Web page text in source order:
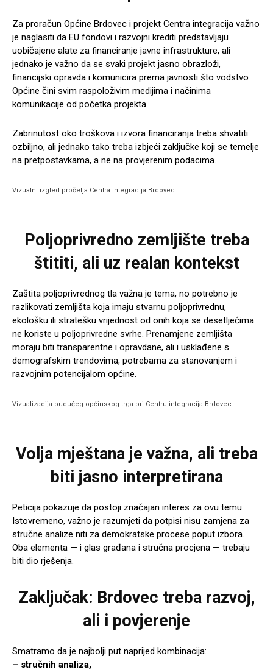
Za proračun Općine Brdovec i projekt Centra integracija važno
je naglasiti da EU fondovi i razvojni krediti predstavljaju
uobičajene alate za financiranje javne infrastrukture, ali
jednako je važno da se svaki projekt jasno obrazloži,
financijski opravda i komunicira prema javnosti što vodstvo
Općine čini svim raspoloživim medijima i načinima
komunikacije od početka projekta.
Zabrinutost oko troškova i izvora financiranja treba shvatiti
ozbiljno, ali jednako tako treba izbjeći zaključke koji se temelje
na pretpostavkama, a ne na provjerenim podacima.
Vizualni izgled pročelja Centra integracija Brdovec
Poljoprivredno zemljište treba
štititi, ali uz realan kontekst
Zaštita poljoprivrednog tla važna je tema, no potrebno je
razlikovati zemljišta koja imaju stvarnu poljoprivrednu,
ekološku ili stratešku vrijednost od onih koja se desetljećima
ne koriste u poljoprivredne svrhe. Prenamjene zemljišta
moraju biti transparentne i opravdane, ali i usklađene s
demografskim trendovima, potrebama za stanovanjem i
razvojnim potencijalom općine.
Vizualizacija budućeg općinskog trga pri Centru integracija Brdovec
Volja mještana je važna, ali treba
biti jasno interpretirana
Peticija pokazuje da postoji značajan interes za ovu temu.
Istovremeno, važno je razumjeti da potpisi nisu zamjena za
stručne analize niti za demokratske procese poput izbora.
Oba elementa — i glas građana i stručna procjena — trebaju
biti dio rješenja.
Zaključak: Brdovec treba razvoj,
ali i povjerenje
Smatramo da je najbolji put naprijed kombinacija:
– stručnih analiza,